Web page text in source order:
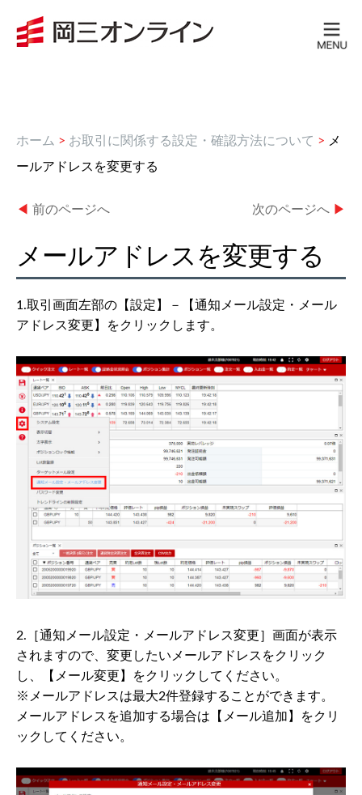
ホーム > お取引に関係する設定・確認方法について > メ
ールアドレスを変更する
◀ 前のページへ 次のページへ ▶
メールアドレスを変更する
1.取引画面左部の【設定】－【通知メール設定・メール
アドレス変更】をクリックします。
2.［通知メール設定・メールアドレス変更］画面が表示
されますので、変更したいメールアドレスをクリック
し、【メール変更】をクリックしてください。
※メールアドレスは最大2件登録することができます。
メールアドレスを追加する場合は【メール追加】をクリ
ックしてください。